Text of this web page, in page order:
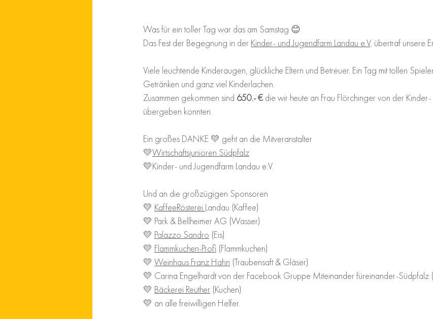
Was für ein toller Tag war das am Samstag 😊.
Das Fest der Begegnung in der Kinder- und Jugendfarm Landau e.V. übertraf unsere
Viele leuchtende Kinderaugen, glückliche Eltern und Betreuer. Ein Tag mit tollen
Getränken und ganz viel Kinderlachen.
Zusammen gekommen sind 650.- € die wir heute an Frau Flörchinger von der Kinder-
übergeben konnten.
Ein großes DANKE 💛 geht an die Mitveranstalter
💛Wirtschaftsjunioren Südpfalz
💛 Kinder- und Jugendfarm Landau e.V.
Und an die großzügigen Sponsoren
💛 KaffeeRösterei Landau (Kaffee)
💛 Park & Bellheimer AG (Wasser)
💛 Palazzo Sandro (Eis)
💛 Flammkuchen-Profi (Flammkuchen)
💛 Weinhaus Franz Hahn (Traubensaft & Gläser)
💛 Carina Engelhardt von der Facebook Gruppe Miteinander füreinander-Südpfalz
💛 Bäckerei Reuther (Kuchen)
💛 an alle freiwilligen Helfer.